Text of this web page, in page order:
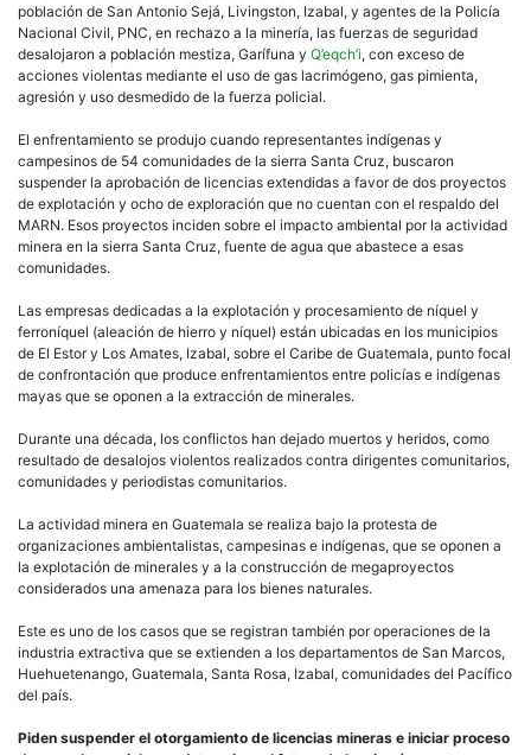
población de San Antonio Sejá, Livingston, Izabal, y agentes de la Policía
Nacional Civil, PNC, en rechazo a la minería, las fuerzas de seguridad
desalojaron a población mestiza, Garífuna y Q’eqch’i, con exceso de
acciones violentas mediante el uso de gas lacrimógeno, gas pimienta,
agresión y uso desmedido de la fuerza policial.
El enfrentamiento se produjo cuando representantes indígenas y
campesinos de 54 comunidades de la sierra Santa Cruz, buscaron
suspender la aprobación de licencias extendidas a favor de dos proyectos
de explotación y ocho de exploración que no cuentan con el respaldo del
MARN. Esos proyectos inciden sobre el impacto ambiental por la actividad
minera en la sierra Santa Cruz, fuente de agua que abastece a esas
comunidades.
Las empresas dedicadas a la explotación y procesamiento de níquel y
ferroníquel (aleación de hierro y níquel) están ubicadas en los municipios
de El Estor y Los Amates, Izabal, sobre el Caribe de Guatemala, punto focal
de confrontación que produce enfrentamientos entre policías e indígenas
mayas que se oponen a la extracción de minerales.
Durante una década, los conflictos han dejado muertos y heridos, como
resultado de desalojos violentos realizados contra dirigentes comunitarios,
comunidades y periodistas comunitarios.
La actividad minera en Guatemala se realiza bajo la protesta de
organizaciones ambientalistas, campesinas e indígenas, que se oponen a
la explotación de minerales y a la construcción de megaproyectos
considerados una amenaza para los bienes naturales.
Este es uno de los casos que se registran también por operaciones de la
industria extractiva que se extienden a los departamentos de San Marcos,
Huehuetenango, Guatemala, Santa Rosa, Izabal, comunidades del Pacífico
del país.
Piden suspender el otorgamiento de licencias mineras e iniciar proceso